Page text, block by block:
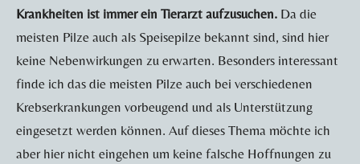
Krankheiten ist immer ein Tierarzt aufzusuchen. Da die
meisten Pilze auch als Speisepilze bekannt sind, sind hier
keine Nebenwirkungen zu erwarten. Besonders interessant
finde ich das die meisten Pilze auch bei verschiedenen
Krebserkrankungen vorbeugend und als Unterstützung
eingesetzt werden können. Auf dieses Thema möchte ich
aber hier nicht eingehen um keine falsche Hoffnungen zu